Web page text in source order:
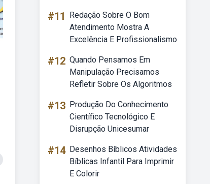
#11
Redação Sobre O Bom
Atendimento Mostra A
Excelência E Profissionalismo
#12 Quando Pensamos Em
Manipulação Precisamos
Refletir Sobre Os Algoritmos
#13 Produção Do Conhecimento
Científico Tecnológico E
Disrupção Unicesumar
#14 Desenhos Bíblicos Atividades
Bíblicas Infantil Para Imprimir
E Colorir